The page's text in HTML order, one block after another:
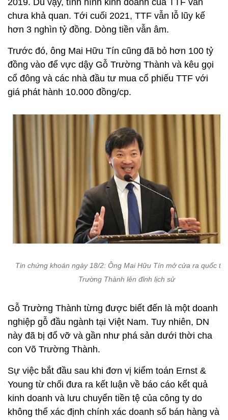
2019. Dù vậy, tình hình kinh doanh của TTF vẫn
chưa khả quan. Tới cuối 2021, TTF vẫn lỗ lũy kế
hơn 3 nghìn tỷ đồng. Dòng tiền vẫn âm.
Trước đó, ông Mai Hữu Tín cũng đã bỏ hơn 100 tỷ
đồng vào để vực dậy Gỗ Trường Thành và kêu gọi
cổ đông và các nhà đầu tư mua cổ phiếu TTF với
giá phát hành 10.000 đồng/cp.
Tin chứng khoán ngày 18/2: Ông Mai Hữu Tín mở cửa ra quốc
Trường Thành lên đỉnh lịch sử
Gỗ Trường Thành từng được biết đến là một doanh
nghiệp gỗ đầu ngành tại Việt Nam. Tuy nhiên, DN
này đã bị đổ vỡ và gần như phá sản dưới thời cha
con Võ Trường Thành.
Sự việc bắt đầu sau khi đơn vị kiểm toán Ernst &
Young từ chối đưa ra kết luận về báo cáo kết quả
kinh doanh và lưu chuyển tiền tệ của công ty do
không thể xác định chính xác doanh số bán hàng và